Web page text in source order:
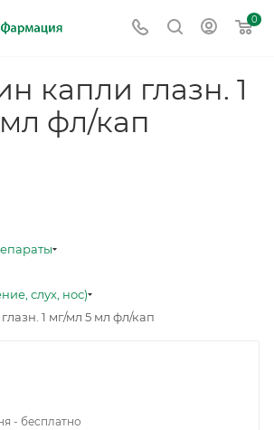
0
капли глазн. 1
фл/кап
слух, нос)
1 мг/мл 5 мл фл/кап
- бесплатно